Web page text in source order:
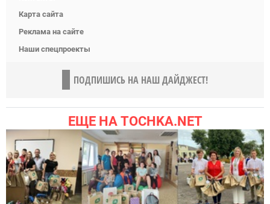
Карта сайта
Реклама на сайте
Наши спецпроекты
ПОДПИШИСЬ НА НАШ ДАЙДЖЕСТ!
ЕЩЕ НА TOCHKA.NET